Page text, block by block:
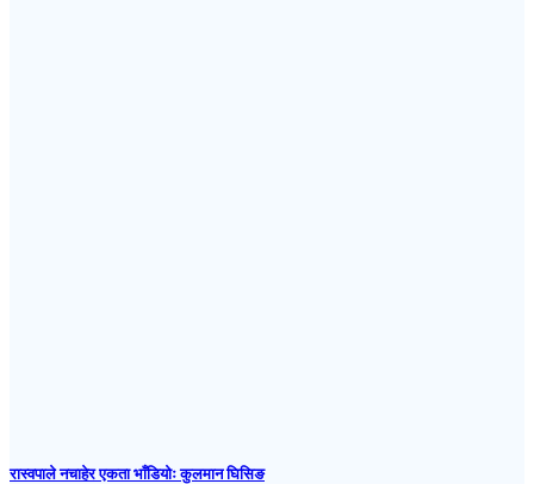
रास्वपाले नचाहेर एकता भाँडियोः कुलमान घिसिङ